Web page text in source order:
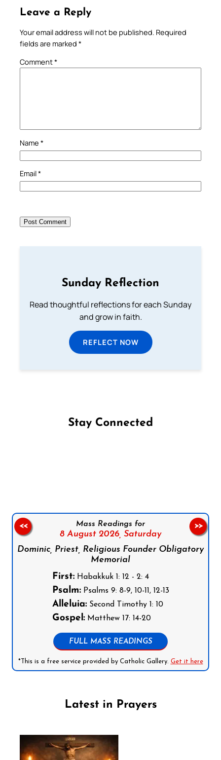
Leave a Reply
Your email address will not be published. Required
fields are marked *
Comment*
Name *
Email*
Sunday Reflection
Read thoughtful reflections for each Sunday
and grow in faith.
REFLECT NOW
Stay Connected
Mass Readings for
8 August 2026, Saturday
Dominic, Priest, Religious Founder Obligatory
Memorial
First:Habakkuk 1: 12 - 2: 4
Psalm:Psalms 9: 8-9, 10-11, 12-13
Alleluia:Second Timothy 1: 10
Gospel:Matthew 17: 14-20
FULL MASS READINGS
*This is a free service provided by Catholic Gallery. Get it here
<< >>
Latest in Prayers